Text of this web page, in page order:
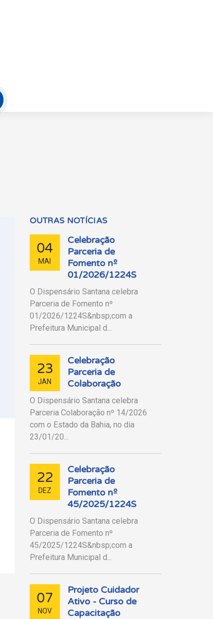
OUTRAS NOTÍCIAS
04
MAI
Celebração
Parceria de
Fomento nº
01/2026/1224S
O Dispensário Santana celebra
Parceria de Fomento nº
01/2026/1224S&nbsp;com a
Prefeitura Municipal d...
23
JAN
Celebração
Parceria de
Colaboração
O Dispensário Santana celebra
Parceria Colaboração nº 14/2026
com o Estado da Bahia, no dia
23/01/20...
22
DEZ
Celebração
Parceria de
Fomento nº
45/2025/1224S
O Dispensário Santana celebra
Parceria de Fomento nº
45/2025/1224S&nbsp;com a
Prefeitura Municipal d...
07
NOV
Projeto Cuidador
Ativo - Curso de
Capacitação